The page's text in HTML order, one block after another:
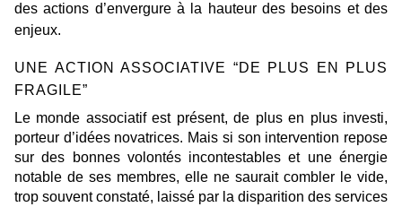
des actions d’envergure à la hauteur des besoins et des
enjeux.
UNE ACTION ASSOCIATIVE “DE PLUS EN PLUS
FRAGILE”
Le monde associatif est présent, de plus en plus investi,
porteur d’idées novatrices. Mais si son intervention repose
sur des bonnes volontés incontestables et une énergie
notable de ses membres, elle ne saurait combler le vide,
trop souvent constaté, laissé par la disparition des services